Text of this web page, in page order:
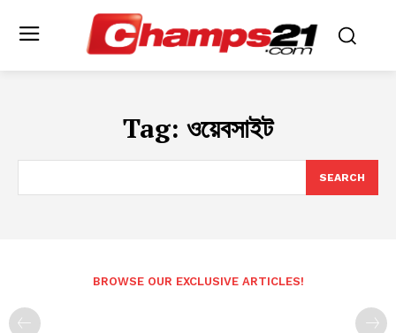
Tag: ওয়েবসাইট
SEARCH
BROWSE OUR EXCLUSIVE ARTICLES!